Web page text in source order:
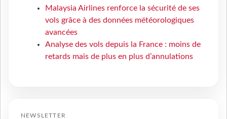
Malaysia Airlines renforce la sécurité de ses
vols grâce à des données météorologiques
avancées
Analyse des vols depuis la France : moins de
retards mais de plus en plus d’annulations
NEWSLETTER